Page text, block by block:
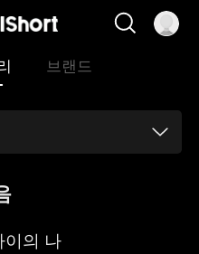
브랜드
이의 나